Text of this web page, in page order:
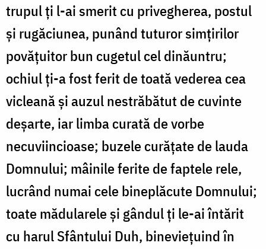
trupul ți l-ai smerit cu privegherea, postul
și rugăciunea, punând tuturor simțirilor
povățuitor bun cugetul cel dinăuntru;
ochiul ți-a fost ferit de toată vederea cea
vicleană și auzul nestrăbătut de cuvinte
deșarte, iar limba curată de vorbe
necuviincioase; buzele curățate de lauda
Domnului; mâinile ferite de faptele rele,
lucrând numai cele bineplăcute Domnului;
toate mădularele și gândul ți le-ai întărit
cu harul Sfântului Duh, bineviețuind în